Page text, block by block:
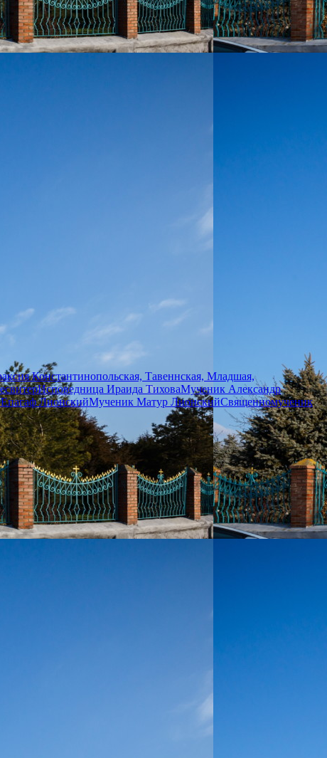
Константинопольская, Тавеннская, Младшая,
Исповедница Ираида ТиховаМученик Александр
ЛионскийМученик Матур ЛионскийСвященномученик